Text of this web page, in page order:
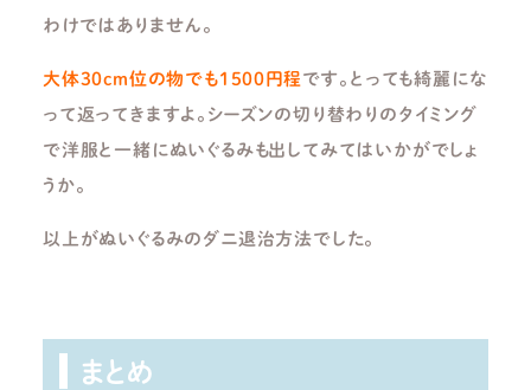
わけではありません。
大体30cm位の物でも1500円程です。とっても綺麗にな
って返ってきますよ。シーズンの切り替わりのタイミング
で洋服と一緒にぬいぐるみも出してみてはいかがでしょ
うか。
以上がぬいぐるみのダニ退治方法でした。
まとめ